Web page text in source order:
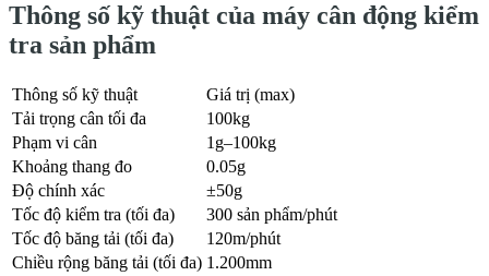
Thông số kỹ thuật của máy cân động kiểm
tra sản phẩm
Thông số kỹ thuật
Giá trị (max)
Tải trọng cân tối đa
100kg
Phạm vi cân
1g–100kg
Khoảng thang đo
0.05g
Độ chính xác
±50g
Tốc độ kiểm tra (tối đa)
300 sản phẩm/phút
Tốc độ băng tải (tối đa)
120m/phút
Chiều rộng băng tải (tối đa) 1.200mm